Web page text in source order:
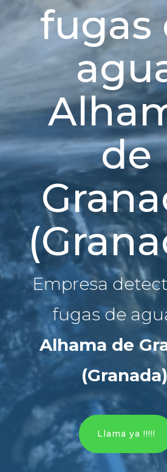
fugas
de
Empresa
fugas de
Alhama de
(Granada)
Llama ya !!!!!